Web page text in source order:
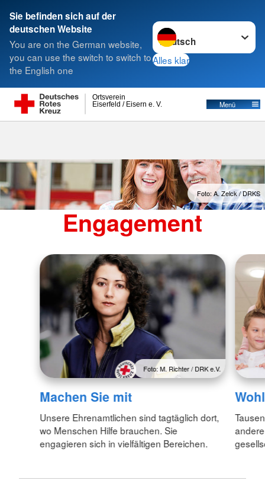
Sie befinden sich auf der
deutschen Website
You are on the German website,
you can use the switch to switch to
the English one
Sprache wechseln zu
Alles klar
Eiserfeld / Eisern e. V.
Ortsverein
Menü
Suche
Foto: A. Zelck / DRKS
Engagement
Foto: M. Richter / DRK e.V.
Machen Sie mit
Unsere Ehrenamtlichen sind tagtäglich dort,
wo Menschen Hilfe brauchen. Sie
engagieren sich in vielfältigen Bereichen.